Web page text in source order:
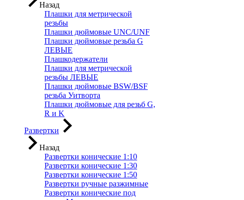
Назад
Плашки для метрической
резьбы
Плашки дюймовые UNC/UNF
Плашки дюймовые резьба G
ЛЕВЫЕ
Плашкодержатели
Плашки для метрической
резьбы ЛЕВЫЕ
Плашки дюймовые BSW/BSF
резьба Уитворта
Плашки дюймовые для резьб G,
R и K
Развертки
Назад
Развертки конические 1:10
Развертки конические 1:30
Развертки конические 1:50
Развертки ручные разжимные
Развертки конические под